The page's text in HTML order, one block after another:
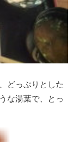
どっぷりとした
な湯葉で、とっ